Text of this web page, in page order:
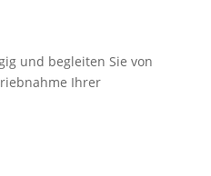
und begleiten Sie von
Ihrer